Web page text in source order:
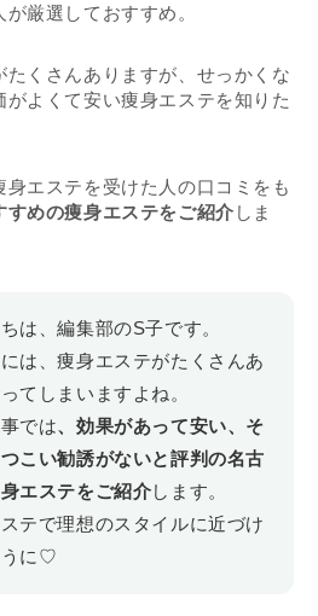
厳選しておすすめ。
くさんありますが、せっかくな
がよくて安い痩身エステを知りた
身エステを受けた人の口コミをも
すめの痩身エステをご紹介 しま
は、編集部のS子です。
は、痩身エステがたくさんあ
てしまいますよね。
では、効果があって安い、そ
こい勧誘がないと評判の名古
エステをご紹介します。
テで理想のスタイルに近づけ
うに♡